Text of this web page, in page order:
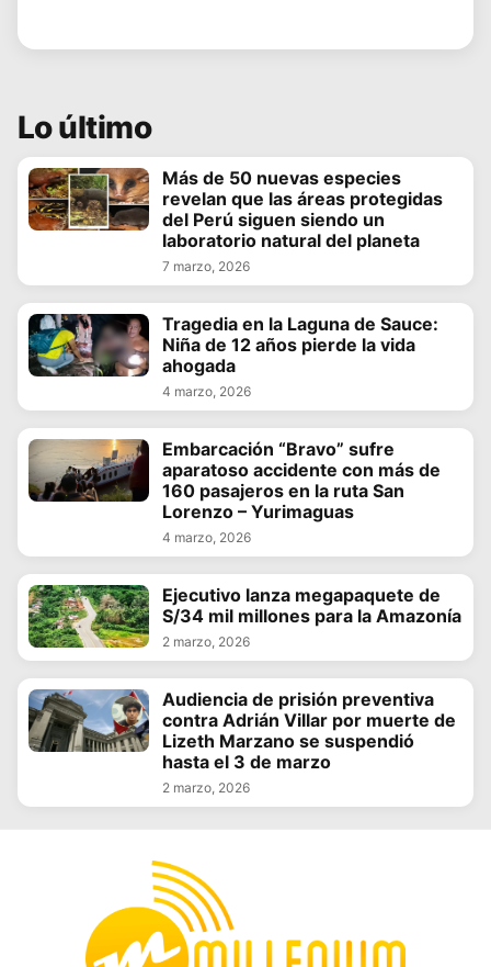
Lo último
Más de 50 nuevas especies
revelan que las áreas protegidas
del Perú siguen siendo un
laboratorio natural del planeta
7 marzo, 2026
Tragedia en la Laguna de Sauce:
Niña de 12 años pierde la vida
ahogada
4 marzo, 2026
Embarcación “Bravo” sufre
aparatoso accidente con más de
160 pasajeros en la ruta San
Lorenzo – Yurimaguas
4 marzo, 2026
Ejecutivo lanza megapaquete de
S/34 mil millones para la Amazonía
2 marzo, 2026
Audiencia de prisión preventiva
contra Adrián Villar por muerte de
Lizeth Marzano se suspendió
hasta el 3 de marzo
2 marzo, 2026